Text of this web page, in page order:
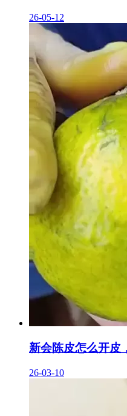
26-05-12
新会陈皮怎么开皮
26-03-10